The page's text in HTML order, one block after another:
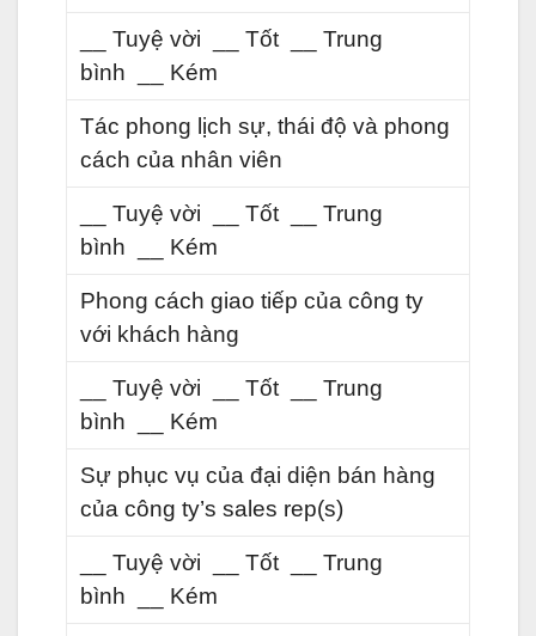
__ Tuyệ vời __ Tốt __ Trung
bình __ Kém
Tác phong lịch sự, thái độ và phong
cách của nhân viên
__ Tuyệ vời __ Tốt __ Trung
bình __ Kém
Phong cách giao tiếp của công ty
với khách hàng
__ Tuyệ vời __ Tốt __ Trung
bình __ Kém
Sự phục vụ của đại diện bán hàng
của công ty’s sales rep(s)
__ Tuyệ vời __ Tốt __ Trung
bình __ Kém